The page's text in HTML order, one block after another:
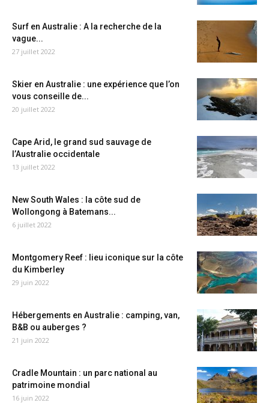
Surf en Australie : A la recherche de la
vague...
27 juillet 2022
Skier en Australie : une expérience que l’on
vous conseille de...
20 juillet 2022
Cape Arid, le grand sud sauvage de
l’Australie occidentale
13 juillet 2022
New South Wales : la côte sud de
Wollongong à Batemans...
6 juillet 2022
Montgomery Reef : lieu iconique sur la côte
du Kimberley
29 juin 2022
Hébergements en Australie : camping, van,
B&B ou auberges ?
21 juin 2022
Cradle Mountain : un parc national au
patrimoine mondial
16 juin 2022